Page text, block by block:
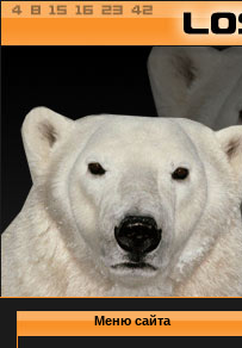
Меню сайта